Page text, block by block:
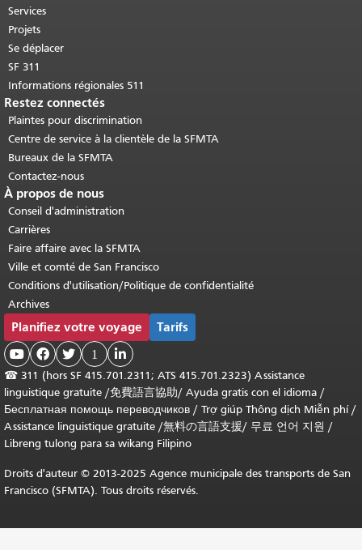
Retour au haut du contenu principal
Services
Projets
Se déplacer
SF 311
Informations régionales 511
Restez connectés
Plaintes pour discrimination
Centre de service à la clientèle de la SFMTA
Bureaux de la SFMTA
Contactez-nous
À propos de nous
Conseil d'administration
Carrières
Faire affaire avec la SFMTA
Ville et comté de San Francisco
Conditions d'utilisation/Politique de confidentialité
Archives
Planifiez votre voyage Tarifs
   1 
☎ 311 (hors SF 415.701.2311; ATS 415.701.2323) Assistance
linguistique gratuite /免費語言協助/ Ayuda gratis con el idioma /
Бесплатная помощь переводчиков / Trợ giúp Thông dịch Miễn phí/
Assistance linguistique gratuite /無料の言語支援/ 무료 언어 지원 /
Libreng tulong para sa wikang Filipino
Droits d'auteur © 2013-2025 Agence municipale des transports de San
Francisco (SFMTA). Tous droits réservés.